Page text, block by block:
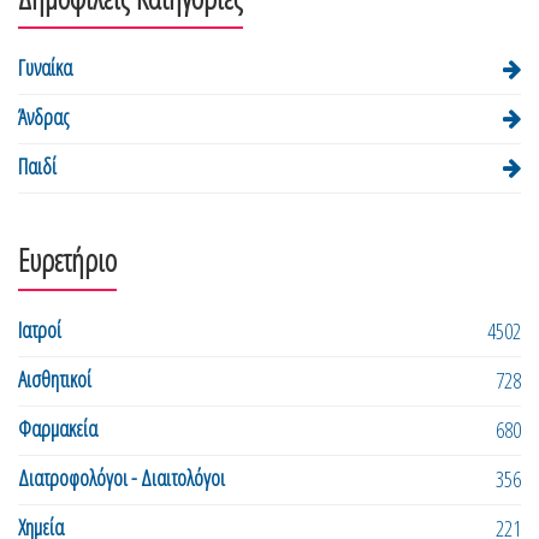
Γυναίκα
Άνδρας
Παιδί
Ευρετήριο
Ιατροί
4502
Αισθητικοί
728
Φαρμακεία
680
Διατροφολόγοι - Διαιτολόγοι
356
Χημεία
221